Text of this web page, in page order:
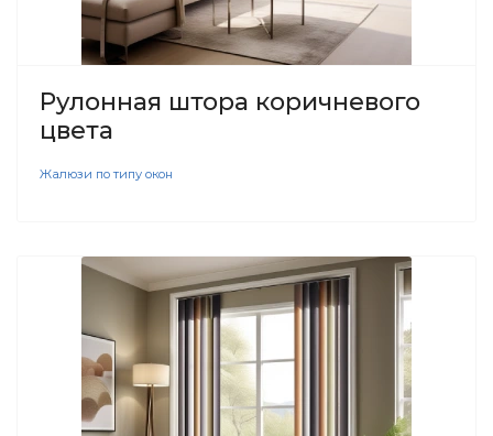
Рулонная штора коричневого
цвета
Жалюзи по типу окон